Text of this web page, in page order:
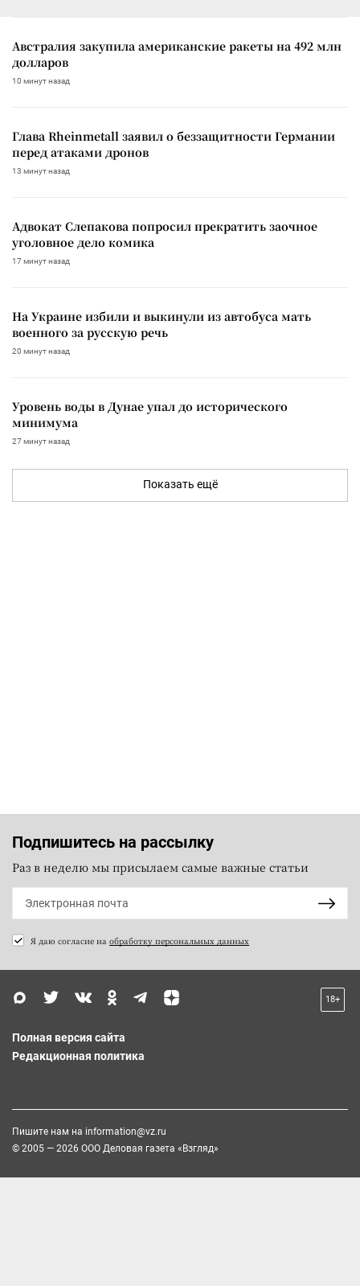
Австралия закупила американские ракеты на 492 млн
долларов
10 минут назад
Глава Rheinmetall заявил о беззащитности Германии
перед атаками дронов
13 минут назад
Адвокат Слепакова попросил прекратить заочное
уголовное дело комика
17 минут назад
На Украине избили и выкинули из автобуса мать
военного за русскую речь
20 минут назад
Уровень воды в Дунае упал до исторического
минимума
27 минут назад
Показать ещё
Подпишитесь на рассылку
Раз в неделю мы присылаем самые важные статьи
Я даю согласие на обработку персональных данных
18+
Полная версия сайта
Редакционная политика
Пишите нам на information@vz.ru
© 2005 — 2026 ООО Деловая газета «Взгляд»